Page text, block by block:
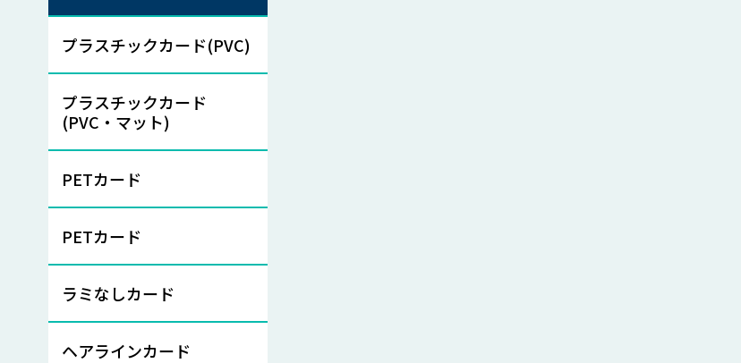
プラスチックカード(PVC)
プラスチックカード
(PVC・マット)
PETカード
PETカード
ラミなしカード
ヘアラインカード